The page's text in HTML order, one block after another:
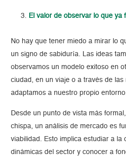
El valor de observar lo que ya
No hay que tener miedo a mirar lo
un signo de sabiduría. Las ideas
observamos un modelo exitoso en
ciudad, en un viaje o a través de las
adaptamos a nuestro propio
Desde un punto de vista más
chispa, un análisis de mercado es
viabilidad. Esto implica estudiar a la
dinámicas del sector y conocer a